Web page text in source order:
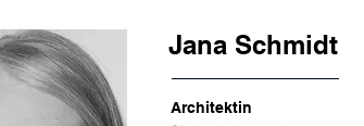
Jana Schmidt
Architektin